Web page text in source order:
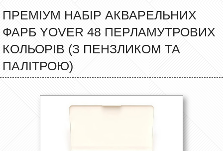
ПРЕМІУМ НАБІР АКВАРЕЛЬНИХ
ФАРБ YOVER 48 ПЕРЛАМУТРОВИХ
КОЛЬОРІВ (З ПЕНЗЛИКОМ ТА
ПАЛІТРОЮ)